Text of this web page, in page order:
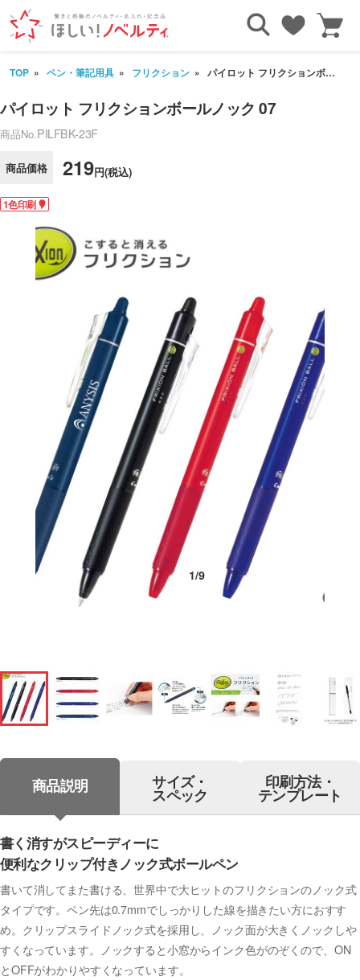
TOP ペン・筆記用具 フリクション パイロット フリクションボールノック 07
パイロット フリクションボールノック 07
商品No.PILFBK-23F
商品価格 219円(税込)
1色印刷
1/9
商品説明 サイズ・
スペック
印刷方法・
テンプレート
書く消すがスピーディーに
便利なクリップ付きノック式ボールペン
書いて消してまた書ける、世界中で大ヒットのフリクションのノック式
タイプです。ペン先は0.7mmでしっかりした線を描きたい方におすす
め。クリップスライドノック式を採用し、ノック面が大きくノックしや
すくなっています。ノックすると小窓からインク色がのぞくので、ON
とOFFがわかりやすくなっています。